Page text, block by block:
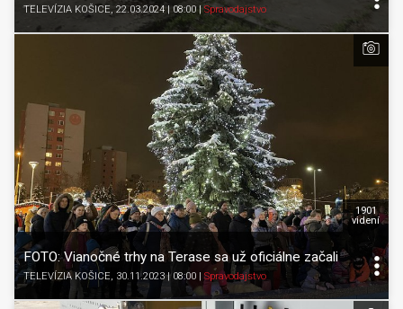
TELEVÍZIA KOŠICE, 22.03.2024 | 08:00|Spravodajstvo
FOTO: Vianočné trhy na Terase sa už oficiálne začali
TELEVÍZIA KOŠICE, 30.11.2023 | 08:00 Spravodajstvo
1901
videní